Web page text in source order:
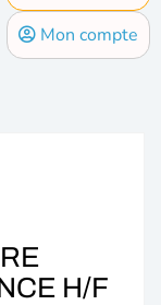
Mon compte
H/F